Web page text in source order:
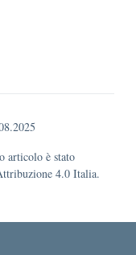
articolo è stato
4.0 Italia.